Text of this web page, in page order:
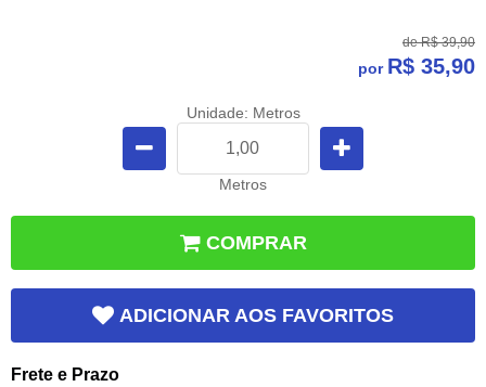
de R$ 39,90
por R$ 35,90
Unidade: Metros
Metros
COMPRAR
ADICIONAR AOS FAVORITOS
Frete e Prazo